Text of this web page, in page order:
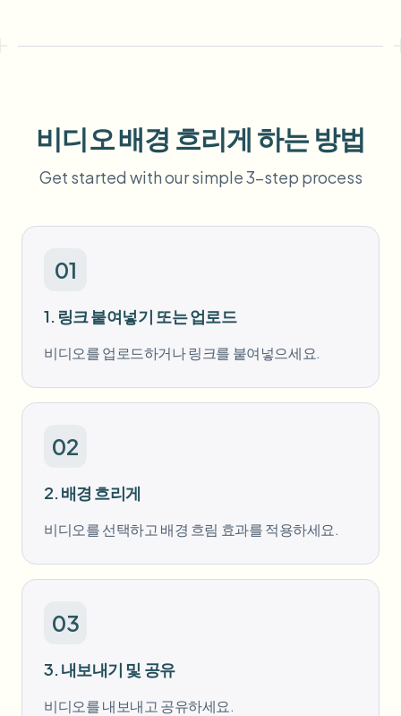
게임 및 스트림 블러
얼굴 교체 - 이미지
비디오 인텔리전스
여러 동영상을 한 번에 처리
대량 번호판 블러
차량, 블랙박스 및 주차장 대규모 처리
고처리량 파이프라인
무엇이든 블러
기업 영역, 정책 및 검토
API & SDK
문의 양식
비디오 인텔리전스
대량 배경 제거
비디오 배경 흐리게 하는 방법
Get started with our simple 3-step process
01
1. 링크 붙여넣기 또는 업로드
비디오를 업로드하거나 링크를 붙여넣으세요.
02
2. 배경 흐리게
비디오를 선택하고 배경 흐림 효과를 적용하세요.
03
3. 내보내기 및 공유
비디오를 내보내고 공유하세요.